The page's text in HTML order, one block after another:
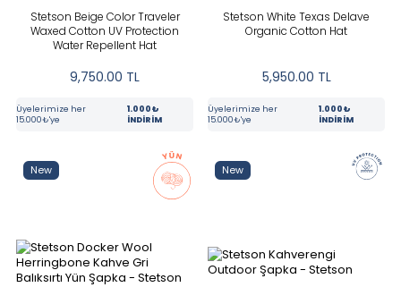
Stetson Beige Color Traveler
Waxed Cotton UV Protection
Water Repellent Hat
9,750.00 TL
Üyelerimize her
15.000₺'ye
1.000₺
İNDİRİM
Stetson White Texas Delave
Organic Cotton Hat
5,950.00 TL
Üyelerimize her
15.000₺'ye
1.000₺
İNDİRİM
New New